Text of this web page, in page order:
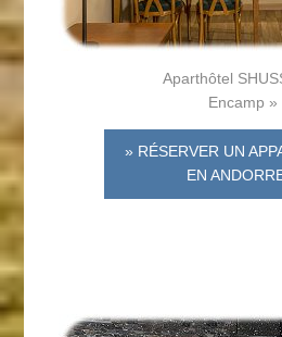
Aparthôtel
Encamp »
» RÉSERVER UN
EN